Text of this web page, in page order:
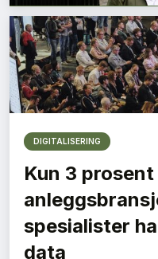
LES
DIGITALISERING
Kun 3
spesialister
data